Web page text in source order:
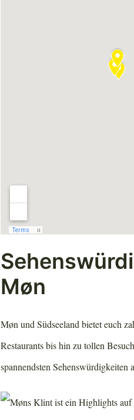
Møn
Møn und Südseeland bietet euch
Restaurants bis hin zu tollen
spannendsten Sehenswürdigkeiten